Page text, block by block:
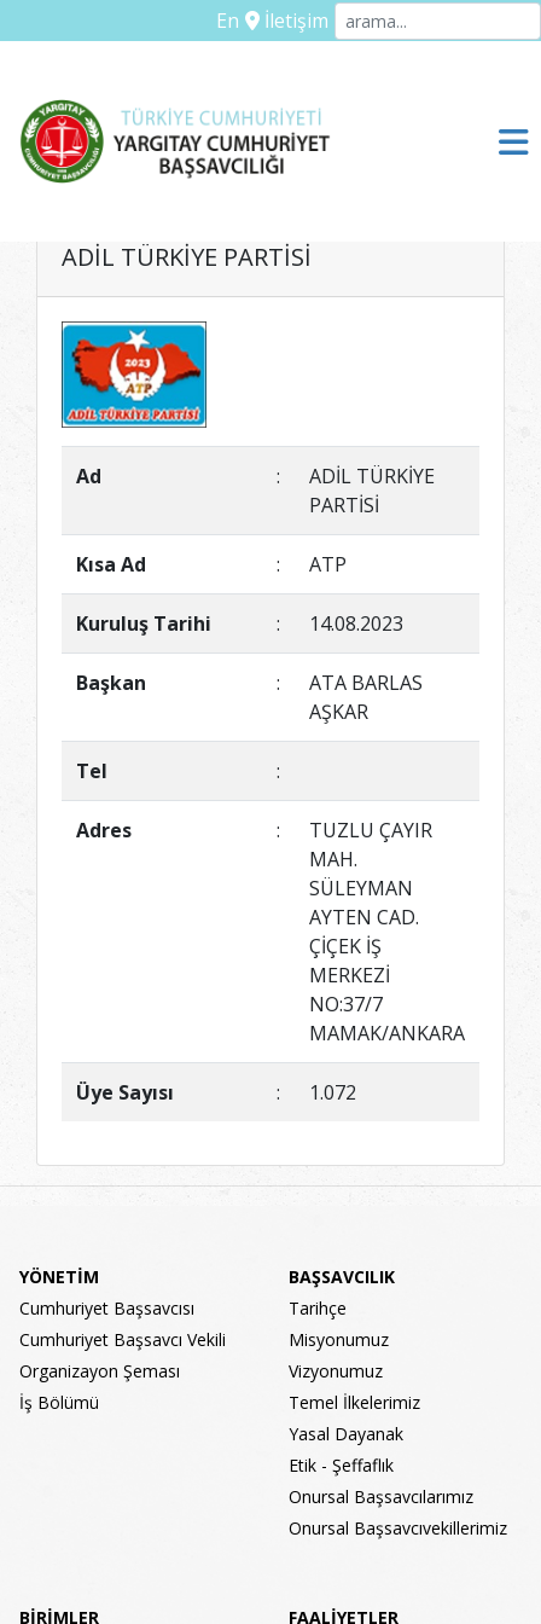
En İletişim
ADİL TÜRKİYE PARTİSİ
Ad :
ADİL TÜRKİYE
PARTİSİ
Kısa Ad : ATP
Kuruluş Tarihi : 14.08.2023
Başkan :
ATA BARLAS
AŞKAR
Tel :
Adres :
TUZLU ÇAYIR
MAH.
SÜLEYMAN
AYTEN CAD.
ÇİÇEK İŞ
MERKEZİ
NO:37/7
MAMAK/ANKARA
Üye Sayısı : 1.072
YÖNETİM
Cumhuriyet Başsavcısı
Cumhuriyet Başsavcı Vekili
Organizayon Şeması
İş Bölümü
BAŞSAVCILIK
Tarihçe
Misyonumuz
Vizyonumuz
Temel İlkelerimiz
Yasal Dayanak
Etik - Şeffaflık
Onursal Başsavcılarımız
Onursal Başsavcıvekillerimiz
BİRİMLER FAALİYETLER